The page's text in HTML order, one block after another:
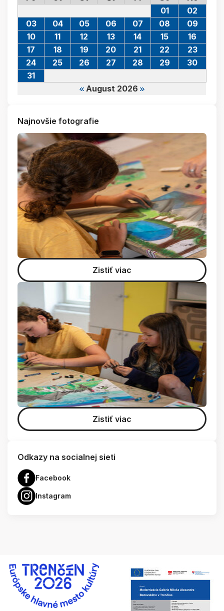
August 2026
01
02
03
04 05 06 07 08
09
10
11 12 13 14 15
16
17
18 19 20 21 22
23
24
25 26 27 28 29
30
31
Najnovšie fotografie
Zistiť viac
Zistiť viac
Odkazy na socialnej sieti
Facebook
Instagram